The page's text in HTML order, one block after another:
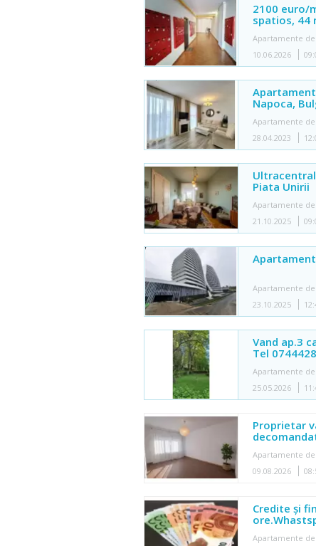
2100 euro/
spatios, 44
Apartamente
10.06.2026
Napoca,
Apartamente
28.04.2023
Piata Unirii
Apartamente
21.10.2025
Apartamente
23.10.2025
Vand ap.3
Tel
Apartamente
25.05.2026
Proprietar
Apartamente
09.08.2026
Credite și
Apartamente